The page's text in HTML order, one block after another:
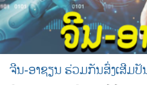
ຈີນ-ອາຊຽນ ຮ່ວມກັນສົ່ງເສີມປັ